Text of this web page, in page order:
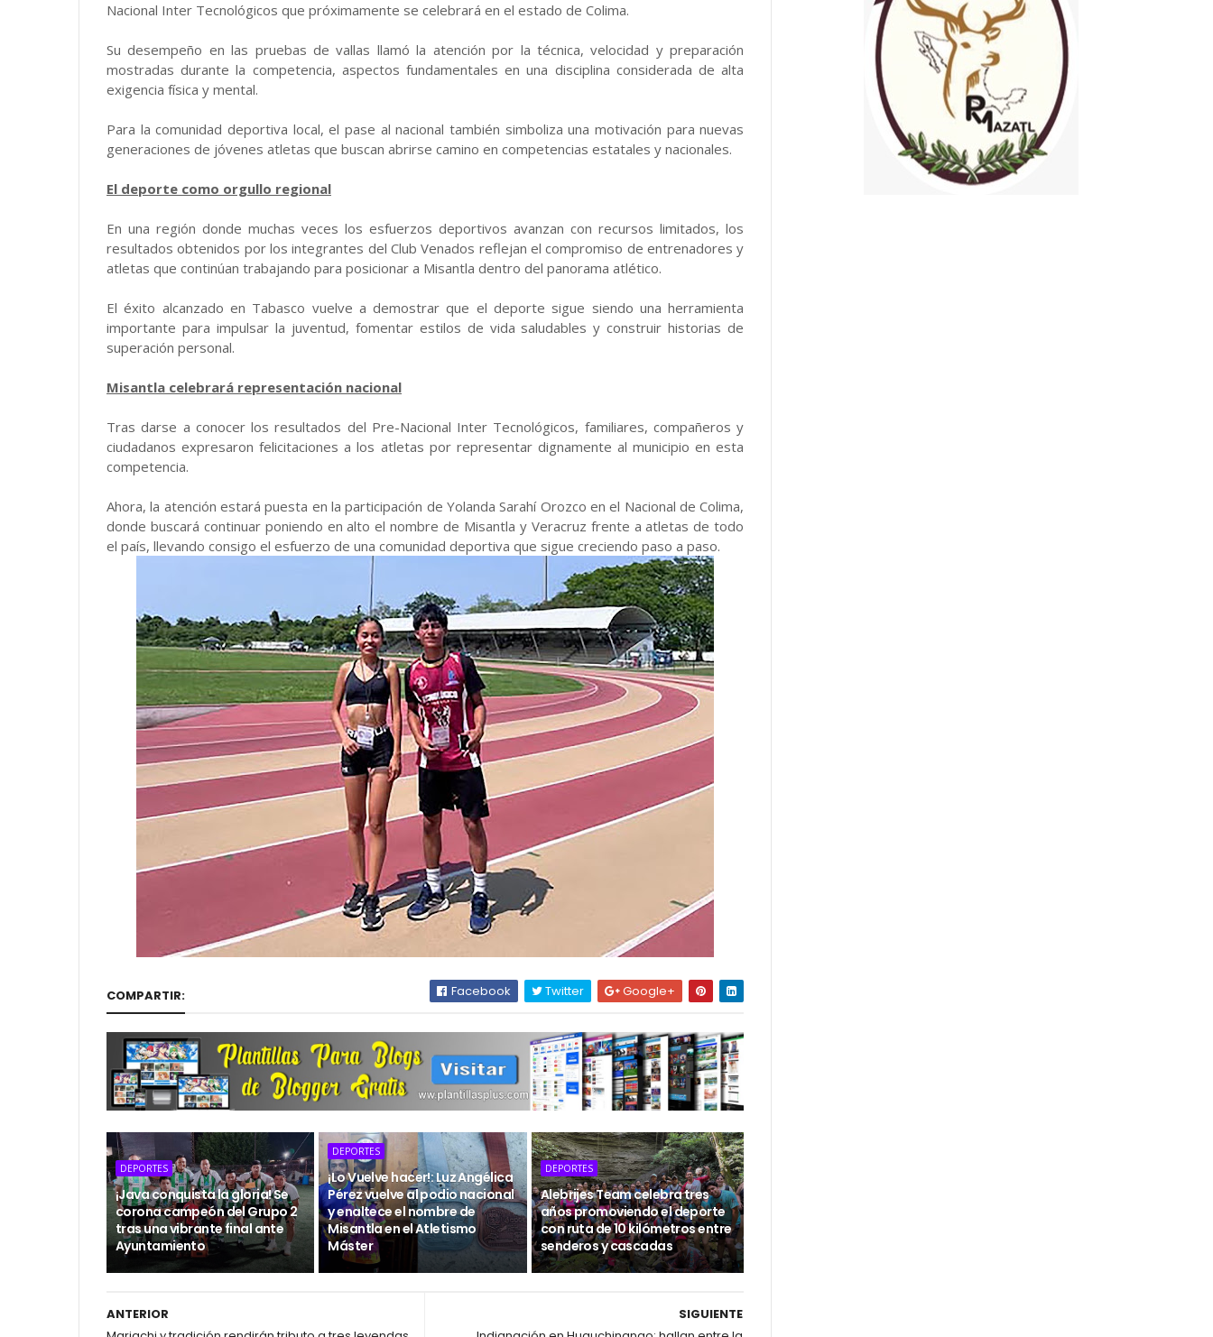
Nacional Inter Tecnológicos que próximamente se celebrará en el estado de Colima.
Su desempeño en las pruebas de vallas llamó la atención por la técnica, velocidad y preparación
mostradas durante la competencia, aspectos fundamentales en una disciplina considerada de alta
exigencia física y mental.
Para la comunidad deportiva local, el pase al nacional también simboliza una motivación para nuevas
generaciones de jóvenes atletas que buscan abrirse camino en competencias estatales y nacionales.
El deporte como orgullo regional
En una región donde muchas veces los esfuerzos deportivos avanzan con recursos limitados, los
resultados obtenidos por los integrantes del Club Venados reflejan el compromiso de entrenadores y
atletas que continúan trabajando para posicionar a Misantla dentro del panorama atlético.
El éxito alcanzado en Tabasco vuelve a demostrar que el deporte sigue siendo una herramienta
importante para impulsar la juventud, fomentar estilos de vida saludables y construir historias de
superación personal.
Misantla celebrará representación nacional
Tras darse a conocer los resultados del Pre-Nacional Inter Tecnológicos, familiares, compañeros y
ciudadanos expresaron felicitaciones a los atletas por representar dignamente al municipio en esta
competencia.
Ahora, la atención estará puesta en la participación de Yolanda Sarahí Orozco en el Nacional de Colima,
donde buscará continuar poniendo en alto el nombre de Misantla y Veracruz frente a atletas de todo
el país, llevando consigo el esfuerzo de una comunidad deportiva que sigue creciendo paso a paso.
COMPARTIR: Facebook Twitter Google+
DEPORTES
¡Java conquista la gloria! Se
corona campeón del Grupo 2
tras una vibrante final ante
Ayuntamiento
DEPORTES
¡Lo Vuelve hacer!: Luz Angélica
Pérez vuelve al podio nacional
y enaltece el nombre de
Misantla en el Atletismo
Máster
DEPORTES
Alebrijes Team celebra tres
años promoviendo el deporte
con ruta de 10 kilómetros entre
senderos y cascadas
SIGUIENTE
ANTERIOR